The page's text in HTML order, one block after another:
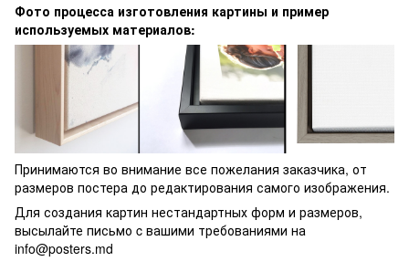
Фото процесса изготовления картины и пример
используемых материалов:
Принимаются во внимание все пожелания заказчика, от
размеров постера до редактирования самого изображения.
Для создания картин нестандартных форм и размеров,
высылайте письмо c вашими требованиями на
info@posters.md